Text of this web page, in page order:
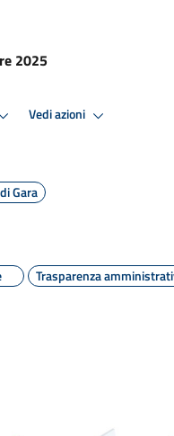
2025
Vedi azioni
Gara
Trasparenza